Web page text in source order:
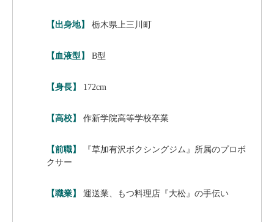
【出身地】 栃木県上三川町
【血液型】 B型
【身長】 172cm
【高校】 作新学院高等学校卒業
【前職】
『草加有沢ボクシングジム』所属のプロボ
クサー
【職業】 運送業、もつ料理店『大松』の手伝い